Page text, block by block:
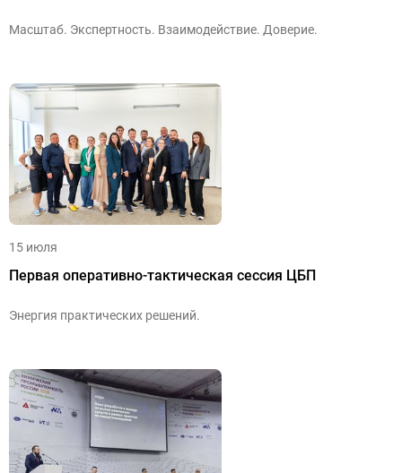
Масштаб. Экспертность. Взаимодействие. Доверие.
15 июля
Первая оперативно-тактическая сессия ЦБП
Энергия практических решений.